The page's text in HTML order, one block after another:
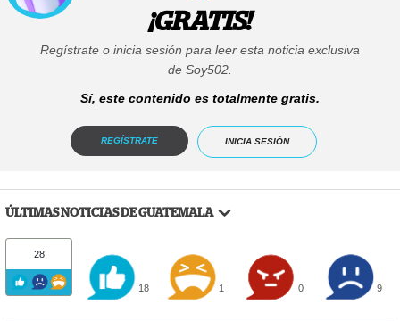
¡GRATIS!
Regístrate o inicia sesión para leer esta noticia exclusiva
de Soy502.
Sí, este contenido es totalmente gratis.
REGÍSTRATE INICIA SESIÓN
ÚLTIMAS NOTICIAS DE GUATEMALA
28
18 1 0 9